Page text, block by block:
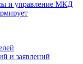
и управление МКД
и заявлений